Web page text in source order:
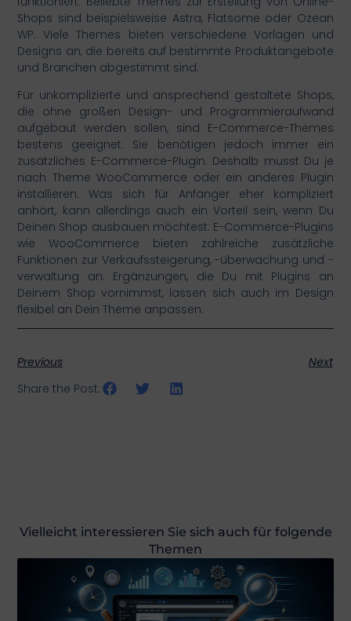
Shops sind beispielsweise Astra, Flatsome oder Ozean
WP. Viele Themes bieten verschiedene Vorlagen und
Designs an, die bereits auf bestimmte Produktangebote
und Branchen abgestimmt sind.
Für unkomplizierte und ansprechend gestaltete Shops,
die ohne großen Design- und Programmieraufwand
aufgebaut werden sollen, sind E-Commerce-Themes
bestens geeignet. Sie benötigen jedoch immer ein
zusätzliches E-Commerce-Plugin. Deshalb musst Du je
nach Theme WooCommerce oder ein anderes Plugin
installieren. Was sich für Anfänger eher kompliziert
anhört, kann allerdings auch ein Vorteil sein, wenn Du
Deinen Shop ausbauen möchtest: E-Commerce-Plugins
wie WooCommerce bieten zahlreiche zusätzliche
Funktionen zur Verkaufssteigerung, -überwachung und -
verwaltung an. Ergänzungen, die Du mit Plugins an
Deinem Shop vornimmst, lassen sich auch im Design
flexibel an Dein Theme anpassen.
Previous
Next
Share the Post:
Vielleicht interessieren Sie sich auch für folgende
Themen